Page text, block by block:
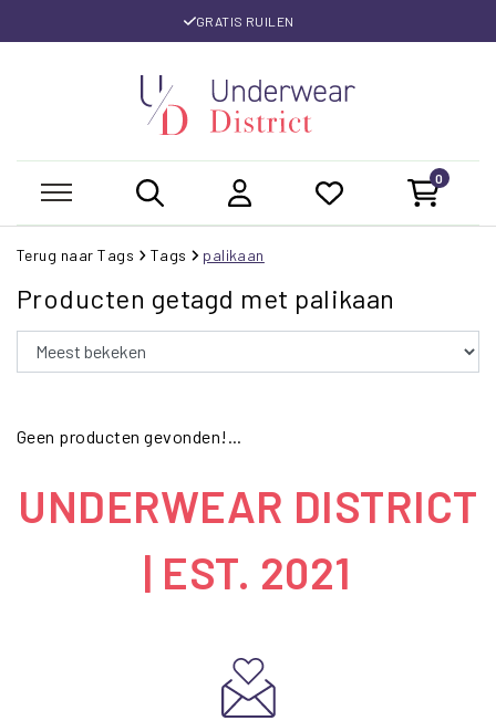
GRATIS RUILEN
0
Terug naar Tags Tags palikaan
Producten getagd met palikaan
Geen producten gevonden!...
UNDERWEAR DISTRICT
| EST. 2021